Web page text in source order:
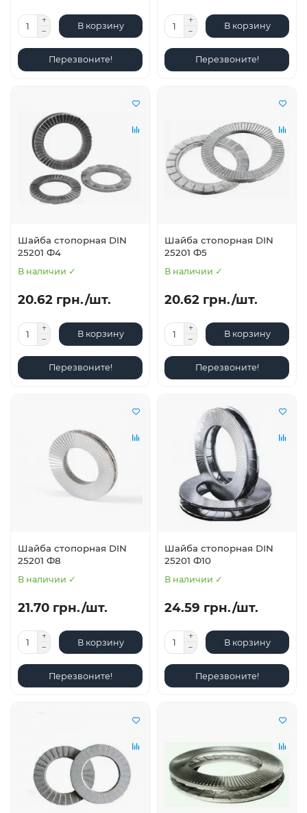
В корзину
Перезвоните!
В корзину
Перезвоните!
Шайба стопорная DIN
25201 Ф4
В наличии ✓
20.62 грн./шт.
В корзину
Перезвоните!
Шайба стопорная DIN
25201 Ф5
В наличии ✓
20.62 грн./шт.
В корзину
Перезвоните!
Шайба стопорная DIN
25201 Ф8
В наличии ✓
21.70 грн./шт.
В корзину
Перезвоните!
Шайба стопорная DIN
25201 Ф10
В наличии ✓
24.59 грн./шт.
В корзину
Перезвоните!